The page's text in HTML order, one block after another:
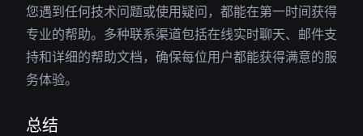
您遇到任何技术问题或使用疑问，都能在第一时间获得
专业的帮助。多种联系渠道包括在线实时聊天、邮件支
持和详细的帮助文档，确保每位用户都能获得满意的服
务体验。
总结